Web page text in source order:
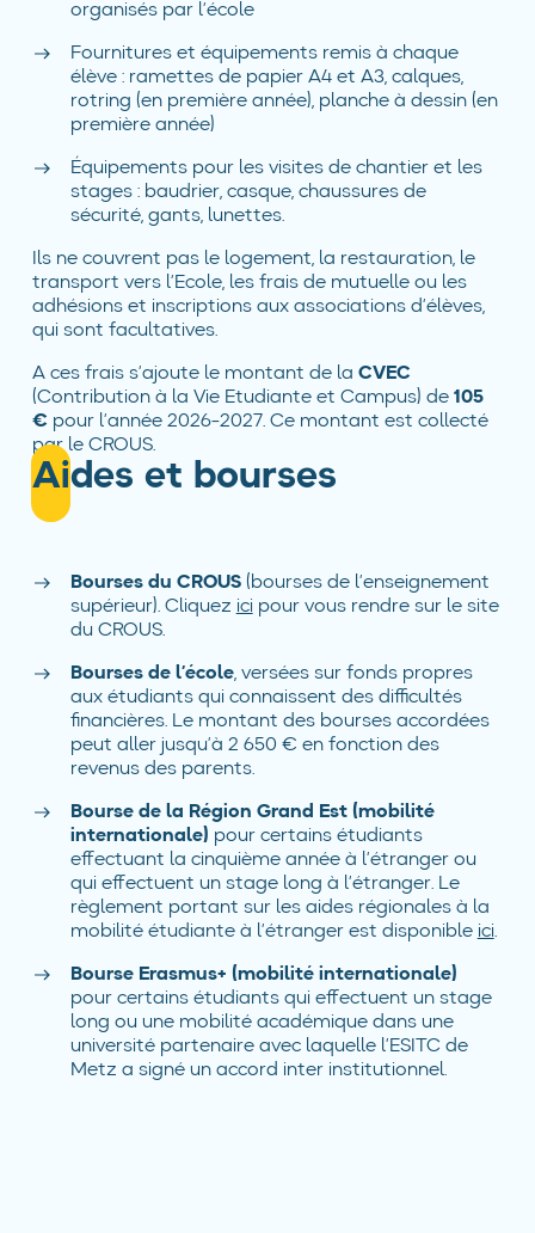
organisés par l’école
Fournitures et équipements remis à chaque
élève : ramettes de papier A4 et A3, calques,
rotring (en première année), planche à dessin (en
première année)
Équipements pour les visites de chantier et les
stages : baudrier, casque, chaussures de
sécurité, gants, lunettes.
Ils ne couvrent pas le logement, la restauration, le
transport vers l’Ecole, les frais de mutuelle ou les
adhésions et inscriptions aux associations d’élèves,
qui sont facultatives.
A ces frais s’ajoute le montant de la CVEC
(Contribution à la Vie Etudiante et Campus) de105
€ pour l’année 2026-2027. Ce montant est collecté
par le CROUS.
Aides et bourses
Bourses du CROUS(bourses de l’enseignement
supérieur). Cliquez ici pour vous rendre sur le site
du CROUS.
Bourses de l’école, versées sur fonds propres
aux étudiants qui connaissent des difficultés
financières. Le montant des bourses accordées
peut aller jusqu’à 2 650 € en fonction des
revenus des parents.
Bourse de la Région Grand Est (mobilité
internationale) pour certains étudiants
effectuant la cinquième année à l’étranger ou
qui effectuent un stage long à l’étranger. Le
règlement portant sur les aides régionales à la
mobilité étudiante à l’étranger est disponible ici.
Bourse Erasmus+ (mobilité internationale)
pour certains étudiants qui effectuent un stage
long ou une mobilité académique dans une
université partenaire avec laquelle l’ESITC de
Metz a signé un accord inter institutionnel.